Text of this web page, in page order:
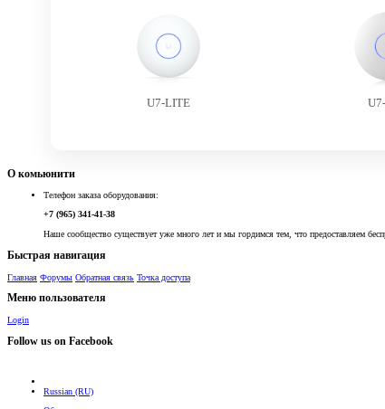
U7-LITE
О комьюнити
Телефон заказа оборудования:
+7 (965) 341-41-38
Наше сообщество существует уже много лет и мы гордимся тем, что предоставляем
Быстрая навигация
Главная Форумы Обратная связь Точка доступа
Меню пользователя
Login
Follow us on Facebook
Russian (RU)